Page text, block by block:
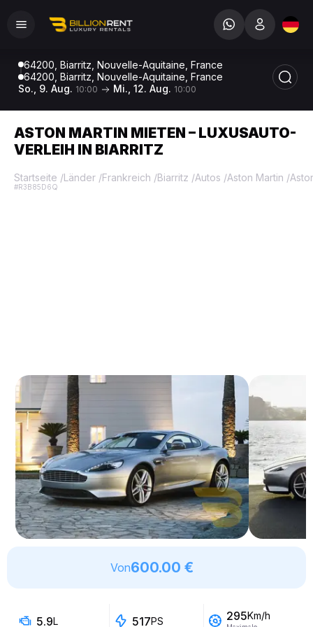
64200, Biarritz, Nouvelle-Aquitaine, France
64200, Biarritz, Nouvelle-Aquitaine, France
So., 9. Aug. 10:00 Mi., 12. Aug. 10:00
ASTON MARTIN MIETEN – LUXUSAUTO-
VERLEIH IN BIARRITZ
Startseite /Länder /Frankreich /Biarritz /Autos /Aston Martin /
#R3B85D6Q
Von600.00 €
5.9L 517PS 295Km/h